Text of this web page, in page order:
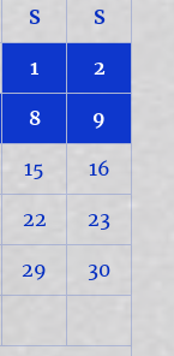
S S
1 2
8 9
15 16
22 23
29 30